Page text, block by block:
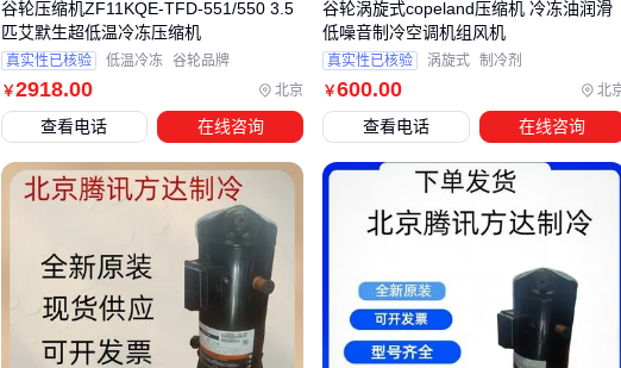
四、为什么压缩机配套设备直接影响系统效率？
采购压缩机后，许多用户会发现实际运行效果与预期存在差
距，这往往与配套设备的选择不当有关。储气罐、
空气干燥机
和冷却器
等配套设备并非可有可无的附件，而是确保压缩
机系统稳定运行的关键组件。
储气罐能平衡气压波动，减少压缩机频繁启停，但容量过小
会导致压力波动加剧
空气干燥机可去除压缩空气中的水分，避免后端设备腐蚀，
但选型需根据湿度环境和用气质量要求匹配
冷却器对高温工况下的压缩机尤为重要，散热不足会加速润
￥2918.00 北京
谷轮压缩机ZF11KQE-TFD-551/550 3.5
匹艾默生超低温冷冻压缩机
真实性已核验 低温冷冻 谷轮品牌
查看电话 在线咨询
￥600.00 北
谷轮涡旋式copeland压缩机 冷冻油润滑
低噪音制冷空调机组风机
真实性已核验 涡旋式 制冷剂
查看电话 在线咨询